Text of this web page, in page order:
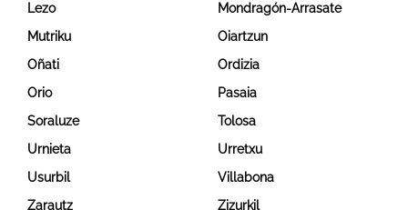
Lezo
Mondragón-Arrasate
Mutriku
Oiartzun
Oñati
Ordizia
Orio
Pasaia
Soraluze
Tolosa
Urnieta
Urretxu
Usurbil
Villabona
Zarautz
Zizurkil